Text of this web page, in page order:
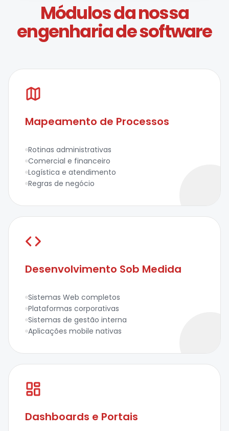
Módulos da nossa
engenharia de software
Mapeamento de Processos
Rotinas administrativas
Comercial e financeiro
Logística e atendimento
Regras de negócio
Desenvolvimento Sob Medida
Sistemas Web completos
Plataformas corporativas
Sistemas de gestão interna
Aplicações mobile nativas
Dashboards e Portais